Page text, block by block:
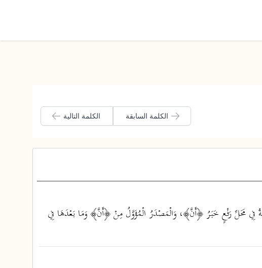
الكلمة السابقة الكلمة التالية
فِي مَحَلِّ رَفْعٍ خَبَرُ ﴿أَنَّ﴾، وَالْمَصْدَرُ الْمُؤَوَّلُ مِنْ ﴿أَنَّ﴾ وَمَا بَعْدَهَا فِي